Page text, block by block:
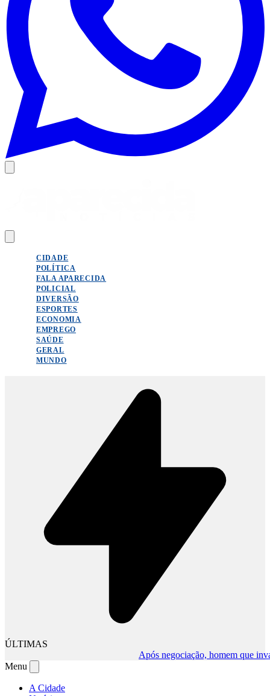
CIDADE
POLÍTICA
FALA APARECIDA
POLICIAL
DIVERSÃO
ESPORTES
ECONOMIA
EMPREGO
SAÚDE
GERAL
MUNDO
ÚLTIMAS
Após negociação, homem que
Menu
A Cidade